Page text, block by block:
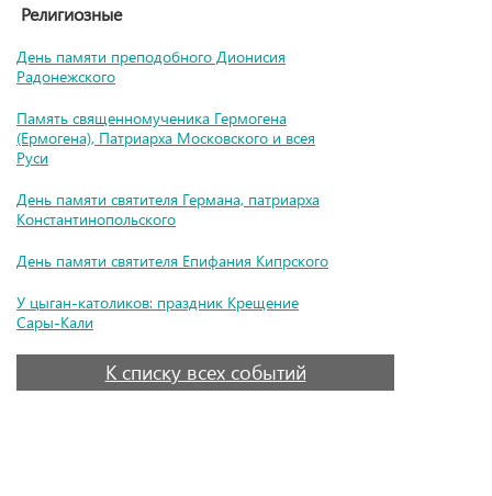
Религиозные
День памяти преподобного Дионисия
Радонежского
Память священномученика Гермогена
(Ермогена), Патриарха Московского и всея
Руси
День памяти святителя Германа, патриарха
Константинопольского
День памяти святителя Епифания Кипрского
У цыган-католиков: праздник Крещение
Сары-Кали
К списку всех событий